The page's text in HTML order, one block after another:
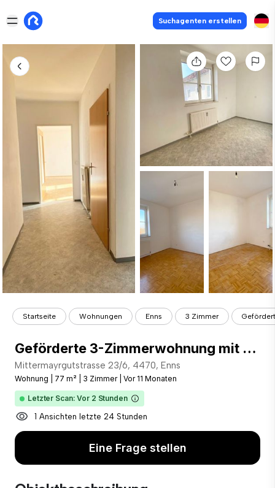
Suchagenten erstellen
Startseite Wohnungen Enns 3 Zimmer
Geförderte 3-Zimmerwohnung mit Loggia und Einzelgarage
Mittermayrgutstrasse 23/6, 4470, Enns
Wohnung 77 m² 3 Zimmer Vor 11 Monaten
Letzter Scan: Vor 2 Stunden
1 Ansichten letzte 24 Stunden
Eine Frage stellen